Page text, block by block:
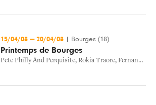
15/04/08 — 20/04/08 Bourges (18)
Printemps de Bourges
Pete Philly And Perquisite, Rokia Traore, Fernando Corona Aka Murcof